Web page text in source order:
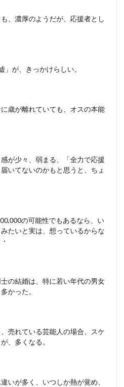
、濃厚のようだが、応援者とし
」が、きっかけらしい。
歳が離れていても、オスの本能
が少々、弱まる、「全力で応援
いてないのかもと思うと、ちょ
の可能性でもあるなら、い
たいと実は、想っているからな
の結婚は、特に若い年代の男女
かった。
売れている芸能人の場合、スケ
、多くなる。
いが多く、いつしか熱が覚め、